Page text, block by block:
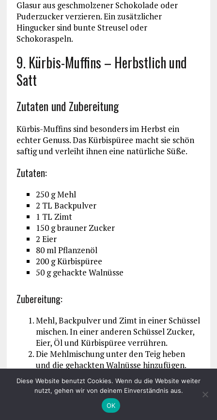
Glasur aus geschmolzener Schokolade oder
Puderzucker verzieren. Ein zusätzlicher
Hingucker sind bunte Streusel oder
Schokoraspeln.
9. Kürbis-Muffins – Herbstlich und
Satt
Zutaten und Zubereitung
Kürbis-Muffins sind besonders im Herbst ein
echter Genuss. Das Kürbispüree macht sie schön
saftig und verleiht ihnen eine natürliche Süße.
Zutaten:
250 g Mehl
2 TL Backpulver
1 TL Zimt
150 g brauner Zucker
2 Eier
80 ml Pflanzenöl
200 g Kürbispüree
50 g gehackte Walnüsse
Zubereitung:
Mehl, Backpulver und Zimt in einer Schüssel
mischen. In einer anderen Schüssel Zucker,
Eier, Öl und Kürbispüree verrühren.
Die Mehlmischung unter den Teig heben
und die gehackten Walnüsse hinzufügen.
In Muffinförmchen füllen und bei 180 °C ca.
20-25 Minuten backen.
Diese Website benutzt Cookies. Wenn du die Website weiter
nutzt, gehen wir von deinem Einverständnis aus.
OK